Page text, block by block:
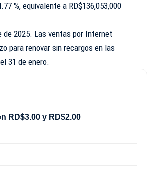
%, equivalente a RD$136,053,000
de 2025. Las ventas por Internet
para renovar sin recargos en las
31 de enero.
RD$3.00 y RD$2.00